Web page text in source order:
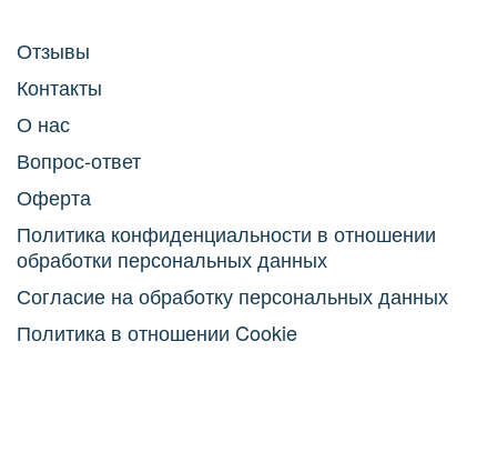
Отзывы
Контакты
О нас
Вопрос-ответ
Оферта
Политика конфиденциальности в отношении
обработки персональных данных
Согласие на обработку персональных данных
Политика в отношении Cookie